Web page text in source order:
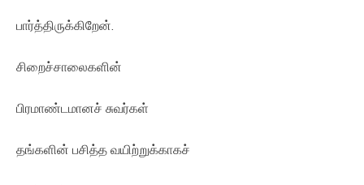
பார்த்திருக்கிறேன்.
சிறைச்சாலைகளின்
பிரமாண்டமானச் சுவர்கள்
தங்களின் பசித்த வயிற்றுக்காகச்